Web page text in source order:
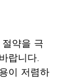
약을 극
랍니다.
이 저렴하